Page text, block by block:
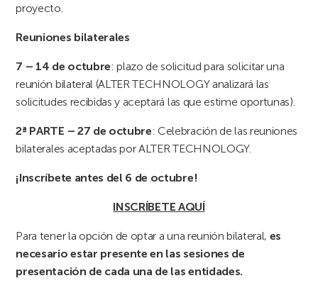
proyecto.
Reuniones bilaterales
7 – 14 de octubre: plazo de solicitud para solicitar una
reunión bilateral (ALTER TECHNOLOGY analizará las
solicitudes recibidas y aceptará las que estime oportunas).
2ª PARTE – 27 de octubre: Celebración de las reuniones
bilaterales aceptadas por ALTER TECHNOLOGY.
¡Inscríbete antes del 6 de octubre!
INSCRÍBETE AQUÍ
Para tener la opción de optar a una reunión bilateral, es
necesario estar presente en las sesiones de
presentación de cada una de las entidades.